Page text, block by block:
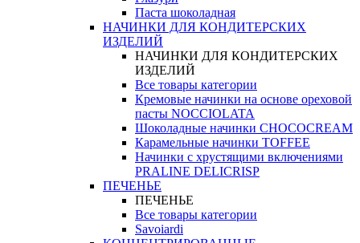
Паста шоколадная
НАЧИНКИ ДЛЯ КОНДИТЕРСКИХ
ИЗДЕЛИЙ
НАЧИНКИ ДЛЯ КОНДИТЕРСКИХ
ИЗДЕЛИЙ
Все товары категории
Кремовые начинки на основе ореховой
пасты NOCCIOLATA
Шоколадные начинки CHOCOCREAM
Карамельные начинки TOFFEE
Начинки с хрустящими включениями
PRALINE DELICRISP
ПЕЧЕНЬЕ
ПЕЧЕНЬЕ
Все товары категории
Savoiardi